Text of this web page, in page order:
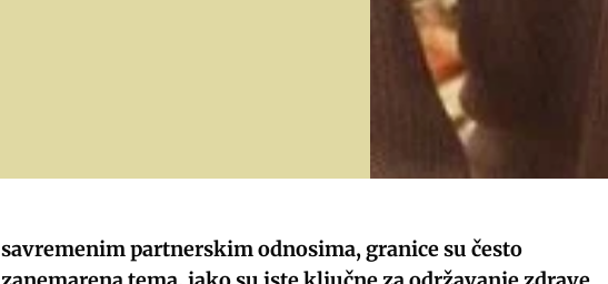
savremenim partnerskim odnosima, granice su često